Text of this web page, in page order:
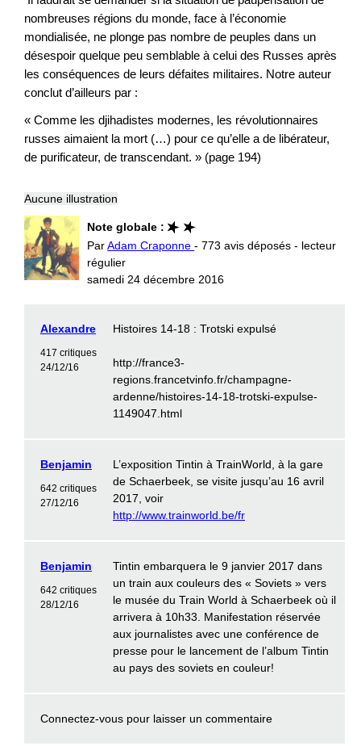
nombreuses régions du monde, face à l’économie
mondialisée, ne plonge pas nombre de peuples dans un
désespoir quelque peu semblable à celui des Russes après
les conséquences de leurs défaites militaires. Notre auteur
conclut d’ailleurs par :
« Comme les djihadistes modernes, les révolutionnaires
russes aimaient la mort (…) pour ce qu’elle a de libérateur,
de purificateur, de transcendant. » (page 194)
Aucune illustration
Note globale :
ParAdam Craponne- 773 avis déposés - lecteur
régulier
samedi 24 décembre 2016
Alexandre
417 critiques
24/12/16
Histoires 14-18 : Trotski expulsé
http://france3-
regions.francetvinfo.fr/champagne-
ardenne/histoires-14-18-trotski-expulse-
1149047.html
Benjamin
642 critiques
27/12/16
L’exposition Tintin à TrainWorld, à la gare
de Schaerbeek, se visite jusqu’au 16 avril
2017, voir
http://www.trainworld.be/fr
Benjamin
642 critiques
28/12/16
Tintin embarquera le 9 janvier 2017 dans
un train aux couleurs des « Soviets » vers
le musée du Train World à Schaerbeek où il
arrivera à 10h33. Manifestation réservée
aux journalistes avec une conférence de
presse pour le lancement de l’album Tintin
au pays des soviets en couleur!
Connectez-vous pour laisser un commentaire